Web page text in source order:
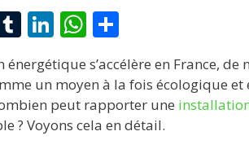
T
m
bl
r
Li
n
k
e
dI
W
h
at
s
A
P
ar
ta
g
er
s’accélère en France,
un moyen à la fois écologique
peut rapporter une
? Voyons cela en détail.